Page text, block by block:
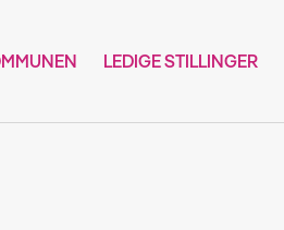
LEDIGE STILLINGER